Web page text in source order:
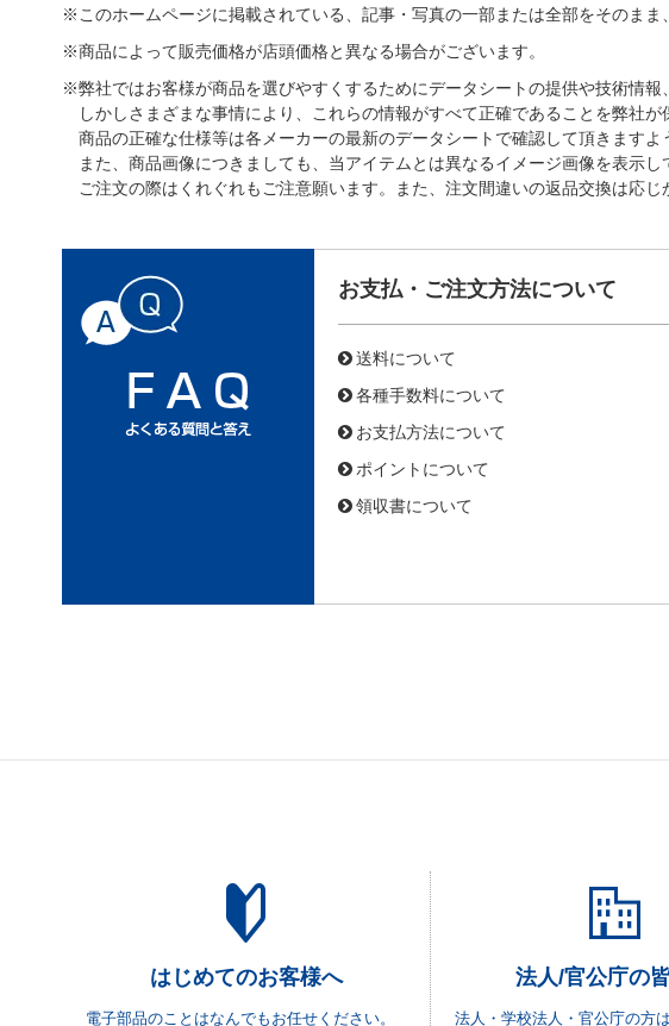
※このホームページに掲載されている、記事・写真の一部または全部をそのまま
※商品によって販売価格が店頭価格と異なる場合がございます。
※弊社ではお客様が商品を選びやすくするためにデータシートの提供や技術情報
しかしさまざまな事情により、これらの情報がすべて正確であることを弊社が
商品の正確な仕様等は各メーカーの最新のデータシートで確認して頂きますよ
また、商品画像につきましても、当アイテムとは異なるイメージ画像を表示し
ご注文の際はくれぐれもご注意願います。また、注文間違いの返品交換は応じ
お支払・ご注文方法について
送料について
各種手数料について
お支払方法について
ポイントについて
領収書について
はじめてのお客様へ
電子部品のことはなんでもお任せください。
法人/官公庁の
法人・学校法人・官公庁の方は